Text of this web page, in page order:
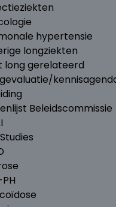
hypertensie
longziekten
long gerelateerd
Beleidscommissie